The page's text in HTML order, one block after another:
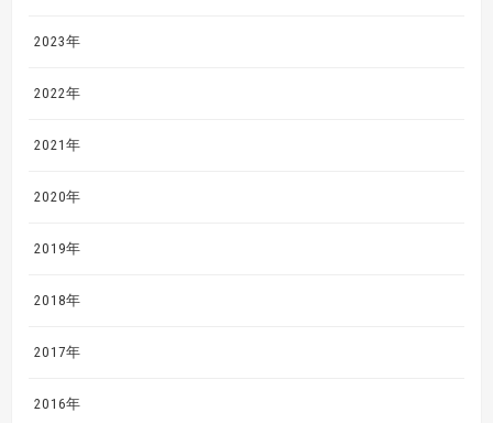
2023年
2022年
2021年
2020年
2019年
2018年
2017年
2016年